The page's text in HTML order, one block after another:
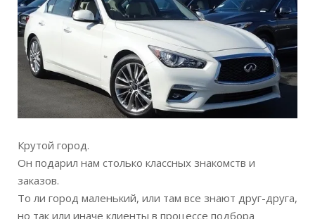
Крутой город.
Он подарил нам столько классных знакомств и
заказов.
То ли город маленький, или там все знают друг-друга,
но так или иначе клиенты в процессе подбора